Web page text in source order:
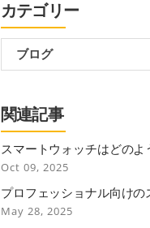
カテゴリー
ブログ
関連記事
スマートウォッチはどのよ
しますか？
Oct 09, 2025
プロフェッショナル向けの
プ機能
May 28, 2025